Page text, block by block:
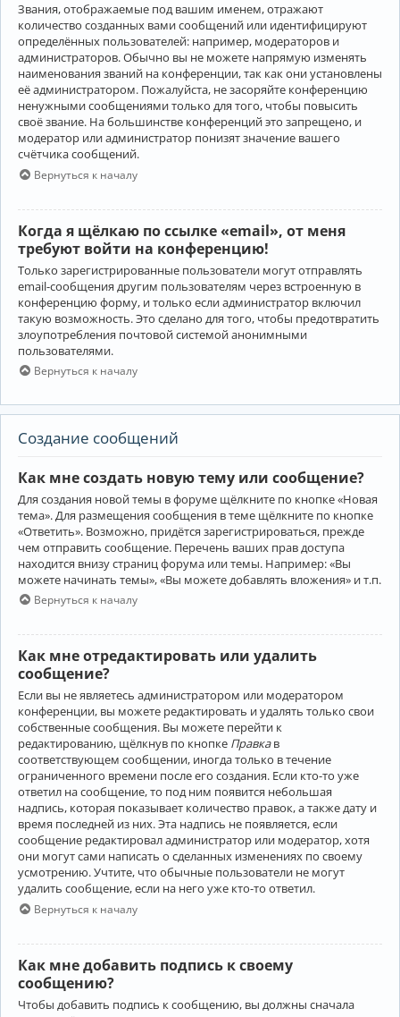
Звания, отображаемые под вашим именем, отражают
количество созданных вами сообщений или идентифицируют
определённых пользователей: например, модераторов и
администраторов. Обычно вы не можете напрямую изменять
наименования званий на конференции, так как они установлены
её администратором. Пожалуйста, не засоряйте конференцию
ненужными сообщениями только для того, чтобы повысить
своё звание. На большинстве конференций это запрещено, и
модератор или администратор понизят значение вашего
счётчика сообщений.
Вернуться к началу
Когда я щёлкаю по ссылке «email», от меня
требуют войти на конференцию!
Только зарегистрированные пользователи могут отправлять
email-сообщения другим пользователям через встроенную в
конференцию форму, и только если администратор включил
такую возможность. Это сделано для того, чтобы предотвратить
злоупотребления почтовой системой анонимными
пользователями.
Вернуться к началу
Создание сообщений
Как мне создать новую тему или сообщение?
Для создания новой темы в форуме щёлкните по кнопке «Новая
тема». Для размещения сообщения в теме щёлкните по кнопке
«Ответить». Возможно, придётся зарегистрироваться, прежде
чем отправить сообщение. Перечень ваших прав доступа
находится внизу страниц форума или темы. Например: «Вы
можете начинать темы», «Вы можете добавлять вложения» и т.п.
Вернуться к началу
Как мне отредактировать или удалить
сообщение?
Если вы не являетесь администратором или модератором
конференции, вы можете редактировать и удалять только свои
собственные сообщения. Вы можете перейти к
редактированию, щёлкнув по кнопке Правкав
соответствующем сообщении, иногда только в течение
ограниченного времени после его создания. Если кто-то уже
ответил на сообщение, то под ним появится небольшая
надпись, которая показывает количество правок, а также дату и
время последней из них. Эта надпись не появляется, если
сообщение редактировал администратор или модератор, хотя
они могут сами написать о сделанных изменениях по своему
усмотрению. Учтите, что обычные пользователи не могут
удалить сообщение, если на него уже кто-то ответил.
Вернуться к началу
Как мне добавить подпись к своему
сообщению?
Чтобы добавить подпись к сообщению, вы должны сначала